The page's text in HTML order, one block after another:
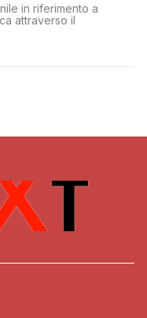
in riferimento a
attraverso il